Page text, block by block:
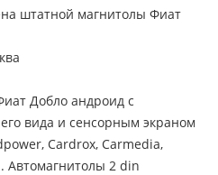
штатной магнитолы Фиат
Добло андроид с
вида и сенсорным экраном
Cardrox, Carmedia,
Автомагнитолы 2 din